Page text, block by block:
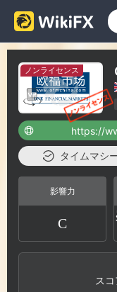
ノンライセンス
https://
タイムマシ
影響力
C
スコ